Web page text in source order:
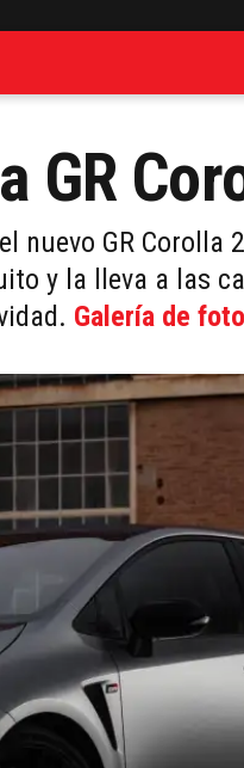
GR
GR Corolla
y la lleva a las
Galería de